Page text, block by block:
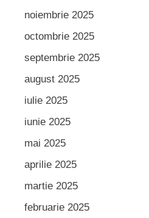
noiembrie 2025
octombrie 2025
septembrie 2025
august 2025
iulie 2025
iunie 2025
mai 2025
aprilie 2025
martie 2025
februarie 2025